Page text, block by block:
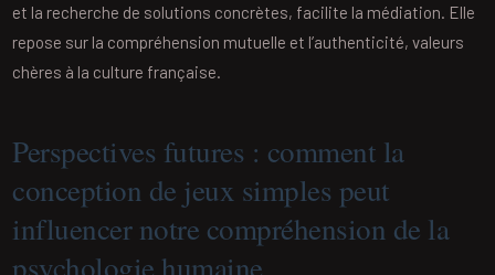
et la recherche de solutions concrètes, facilite la médiation. Elle
repose sur la compréhension mutuelle et l’authenticité, valeurs
chères à la culture française.
Perspectives futures : comment la
conception de jeux simples peut
influencer notre compréhension de la
psychologie humaine